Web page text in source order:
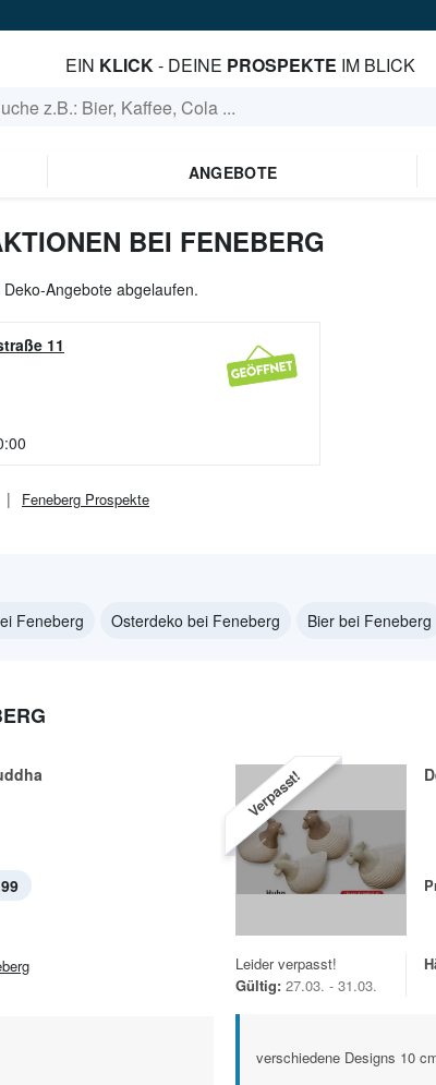
EIN KLICK- DEINE PROSPEKTE IM BLICK
ANGEBOTE
BEI FENEBERG
Angebote abgelaufen.
11
Feneberg Prospekte
Feneberg Osterdeko bei Feneberg Bier bei Feneberg
Verpasst!
Leider verpasst!
Gültig: 27.03. - 31.03.
verschiedene Designs 10